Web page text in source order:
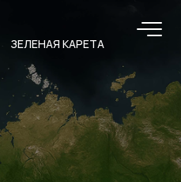
ЗЕЛЕНАЯ КАРЕТА